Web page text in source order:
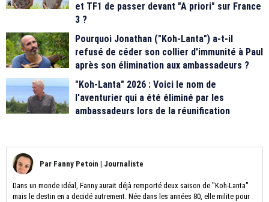
et TF1 de passer devant "A priori" sur France
3 ?
Pourquoi Jonathan ("Koh-Lanta") a-t-il
refusé de céder son collier d'immunité à Paul
après son élimination aux ambassadeurs ?
"Koh-Lanta" 2026 : Voici le nom de
l'aventurier qui a été éliminé par les
ambassadeurs lors de la réunification
Par Fanny Petoin | Journaliste
Dans un monde idéal, Fanny aurait déjà remporté deux saison de "Koh-Lanta"
mais le destin en a decidé autrement. Née dans les années 80, elle milite pour